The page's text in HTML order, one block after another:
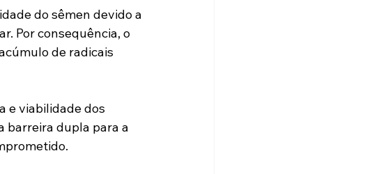
do sêmen devido a
Por consequência, o
de radicais
e viabilidade dos
barreira dupla para a